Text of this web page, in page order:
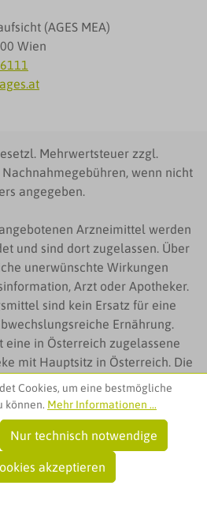
(AGES MEA)
Wien
Mehrwertsteuer zzgl.
Nachnahmegebühren, wenn nicht
angegeben.
Arzneimittel werden
und sind dort zugelassen. Über
unerwünschte Wirkungen
Arzt oder Apotheker.
sind kein Ersatz für eine
Ernährung.
eine in Österreich zugelassene
mit Hauptsitz in Österreich. Die
zur Verfügung gestellten
richten sich ausschließlich an
aus Österreich
Obere Apotheke
Cookies, um eine bestmögliche
können. Mehr Informationen ...
Nur technisch notwendige
akzeptieren